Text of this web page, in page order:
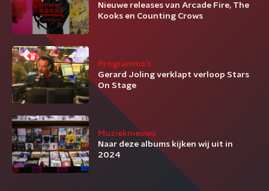
Nieuwe releases van Arcade Fire, The
Kooks en Counting Crows
Programma's
Gerard Joling verklapt verloop Stars
On Stage
Muzieknieuws
Naar deze albums kijken wij uit in
2024